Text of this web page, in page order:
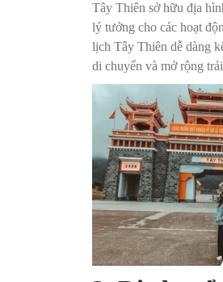
Tây Thiên sở hữu địa
lý tưởng cho các hoạt
lịch Tây Thiên dễ dàng
di chuyển và mở rộng